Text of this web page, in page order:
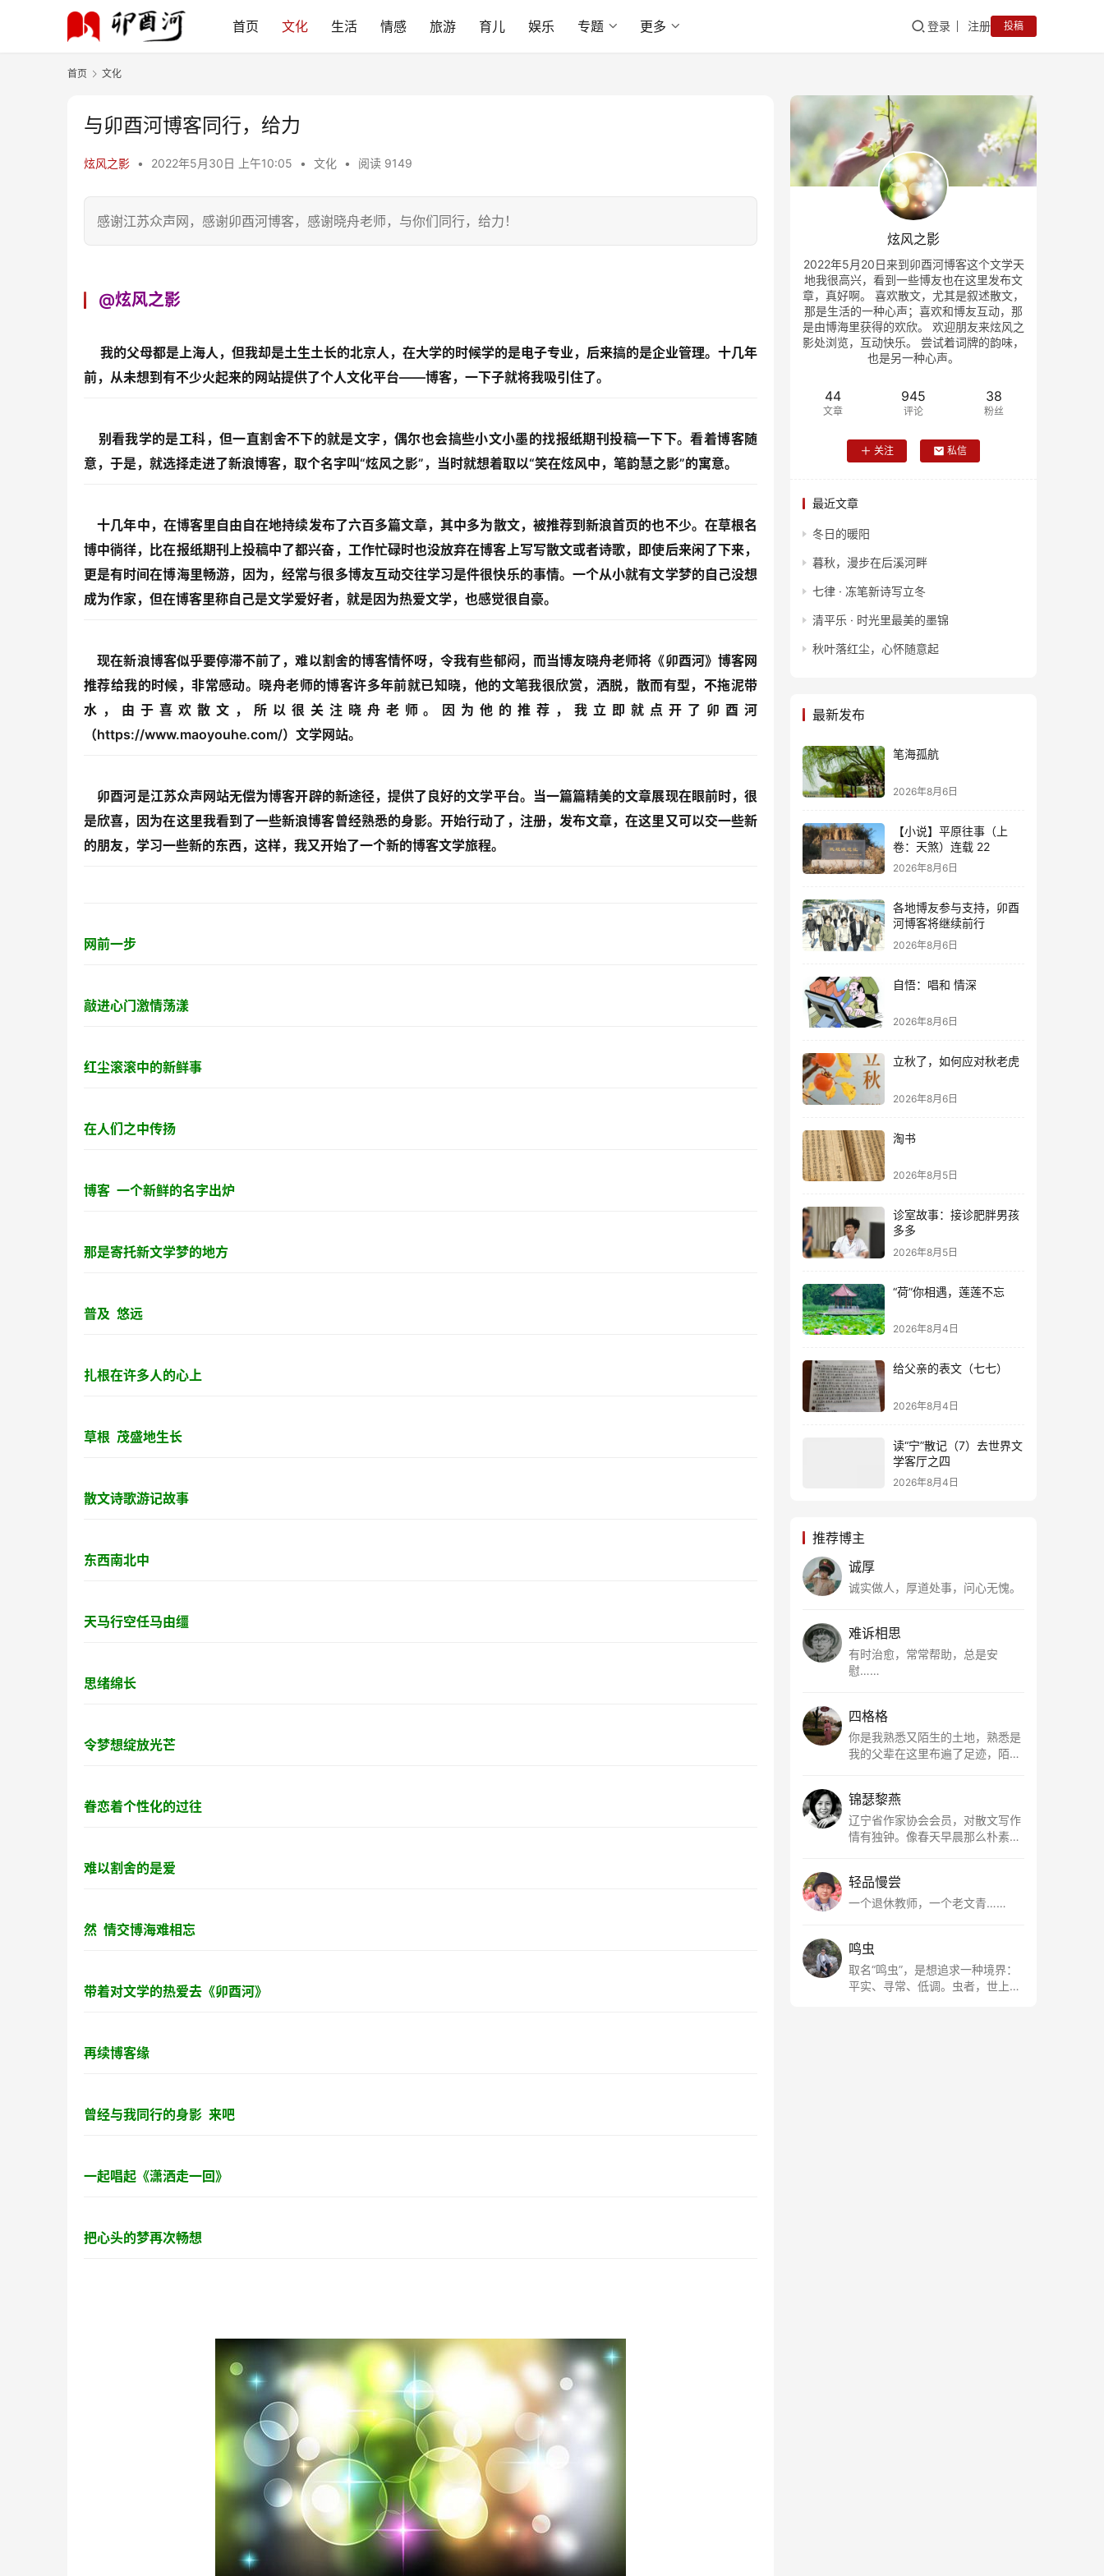
首页 文化 生活 情感 旅游 育儿 娱乐 专题 更多 登录 注册 投稿
首页 文化
与卯酉河博客同行，给力
炫风之影 • 2022年5月30日 上午10:05 • 文化 • 阅读 9149
感谢江苏众声网，感谢卯酉河博客，感谢晓舟老师，与你们同行，给力！
@炫风之影
我的父母都是上海人，但我却是土生土长的北京人，在大学的时候学的是电子专业，后来搞的是企业管理。十几年
前，从未想到有不少火起来的网站提供了个人文化平台——博客，一下子就将我吸引住了。
别看我学的是工科，但一直割舍不下的就是文字，偶尔也会搞些小文小墨的找报纸期刊投稿一下下。看着博客随
意，于是，就选择走进了新浪博客，取个名字叫“炫风之影”，当时就想着取以“笑在炫风中，笔韵慧之影”的寓意。
十几年中，在博客里自由自在地持续发布了六百多篇文章，其中多为散文，被推荐到新浪首页的也不少。在草根名
博中徜徉，比在报纸期刊上投稿中了都兴奋，工作忙碌时也没放弃在博客上写写散文或者诗歌，即使后来闲了下来，
更是有时间在博海里畅游，因为，经常与很多博友互动交往学习是件很快乐的事情。一个从小就有文学梦的自己没想
成为作家，但在博客里称自己是文学爱好者，就是因为热爱文学，也感觉很自豪。
现在新浪博客似乎要停滞不前了，难以割舍的博客情怀呀，令我有些郁闷，而当博友晓舟老师将《卯酉河》博客网
推荐给我的时候，非常感动。晓舟老师的博客许多年前就已知晓，他的文笔我很欣赏，洒脱，散而有型，不拖泥带
水，由于喜欢散文，所以很关注晓舟老师。因为他的推荐，我立即就点开了卯酉河
（https://www.maoyouhe.com/）文学网站。
卯酉河是江苏众声网站无偿为博客开辟的新途径，提供了良好的文学平台。当一篇篇精美的文章展现在眼前时，很
是欣喜，因为在这里我看到了一些新浪博客曾经熟悉的身影。开始行动了，注册，发布文章，在这里又可以交一些新
的朋友，学习一些新的东西，这样，我又开始了一个新的博客文学旅程。
网前一步
敲进心门激情荡漾
红尘滚滚中的新鲜事
在人们之中传扬
博客 一个新鲜的名字出炉
那是寄托新文学梦的地方
普及 悠远
扎根在许多人的心上
草根 茂盛地生长
散文诗歌游记故事
东西南北中
天马行空任马由缰
思绪绵长
令梦想绽放光芒
眷恋着个性化的过往
难以割舍的是爱
然 情交博海难相忘
带着对文学的热爱去《卯酉河》
再续博客缘
曾经与我同行的身影 来吧
一起唱起《潇洒走一回》
把心头的梦再次畅想
炫风之影
2022年5月20日来到卯酉河博客这个文学天
地我很高兴，看到一些博友也在这里发布文
章，真好啊。 喜欢散文，尤其是叙述散文，
那是生活的一种心声；喜欢和博友互动，那
是由博海里获得的欢欣。 欢迎朋友来炫风之
影处浏览，互动快乐。 尝试着词牌的韵味，
也是另一种心声。
44
文章
945
评论
38
粉丝
关注 私信
最近文章
冬日的暖阳
暮秋，漫步在后溪河畔
七律 · 冻笔新诗写立冬
清平乐 · 时光里最美的墨锦
秋叶落红尘，心怀随意起
最新发布
笔海孤航
2026年8月6日
【小说】平原往事（上
卷：天煞）连载 22
2026年8月6日
各地博友参与支持，卯酉
河博客将继续前行
2026年8月6日
自悟：唱和 情深
2026年8月6日
立秋了，如何应对秋老虎
2026年8月6日
淘书
2026年8月5日
诊室故事：接诊肥胖男孩
多多
2026年8月5日
“荷”你相遇，莲莲不忘
2026年8月4日
给父亲的表文（七七）
2026年8月4日
读“宁”散记（7）去世界文
学客厅之四
2026年8月4日
推荐博主
诚厚
诚实做人，厚道处事，问心无愧。
难诉相思
有时治愈，常常帮助，总是安
慰……
四格格
你是我熟悉又陌生的土地，熟悉是
我的父辈在这里布遍了足迹，陌生
根所在，我用文字慢慢认识你、慢
慢熟悉你。
锦瑟黎燕
辽宁省作家协会会员，对散文写作
情有独钟。像春天早晨那么朴素，
轻品慢尝
一个退休教师，一个老文青……
鸣虫
取名“鸣虫”，是想追求一种境界：
平实、寻常、低调。虫者，世上最